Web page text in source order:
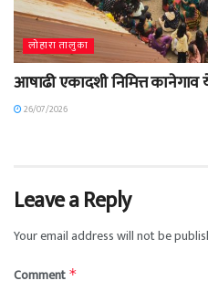
लोहारा तालुका
आषाढी एकादशी निमित्त कानेगाव
26/07/2026
Leave a Reply
Your email address will not be
Comment *